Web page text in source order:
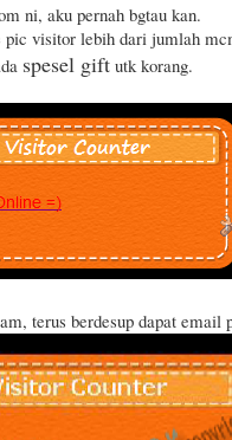
ni, aku pernah bgtau kan.
pic visitor lebih dari jumlah
spesel giftutk korang.
terus berdesup dapat email